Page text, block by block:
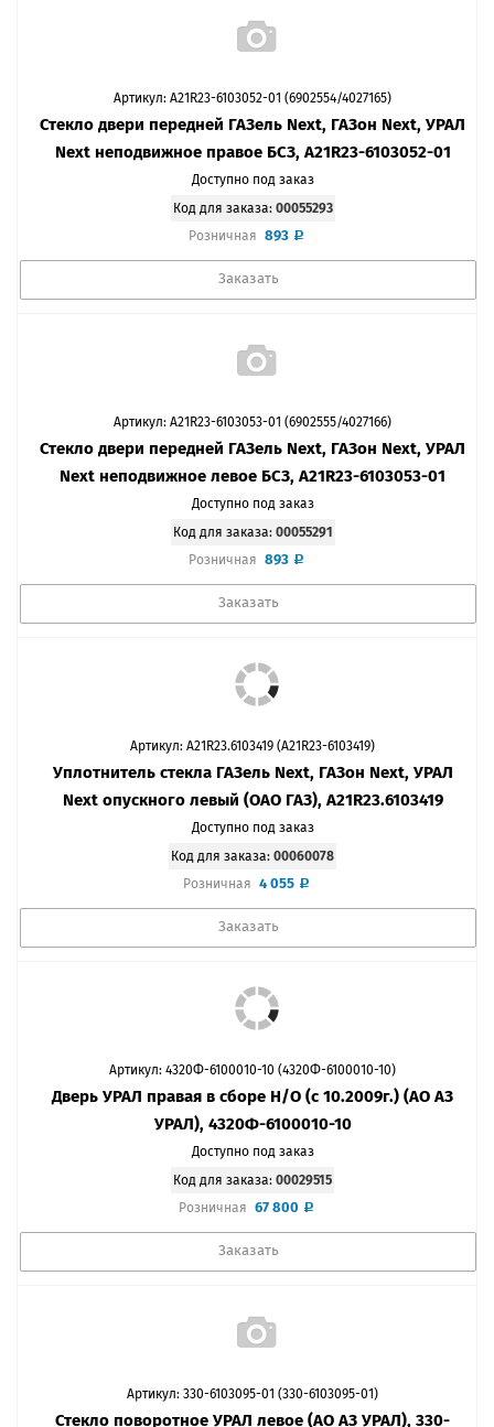
Артикул: A21R23-6103052-01 (6902554/4027165)
Стекло двери передней ГАЗель Next, ГАЗон Next, УРАЛ
Next неподвижное правое БСЗ, A21R23-6103052-01
Доступно под заказ
Код для заказа: 00055293
Розничная 893
Заказать
Артикул: A21R23-6103053-01 (6902555/4027166)
Стекло двери передней ГАЗель Next, ГАЗон Next, УРАЛ
Next неподвижное левое БСЗ, A21R23-6103053-01
Доступно под заказ
Код для заказа: 00055291
Розничная 893
Заказать
Артикул: A21R23.6103419 (А21R23-6103419)
Уплотнитель стекла ГАЗель Next, ГАЗон Next, УРАЛ
Next опускного левый (ОАО ГАЗ), A21R23.6103419
Доступно под заказ
Код для заказа: 00060078
Розничная 4 055
Заказать
Артикул: 4320Ф-6100010-10 (4320Ф-6100010-10)
Дверь УРАЛ правая в сборе Н/О (с 10.2009г.) (АО АЗ
УРАЛ), 4320Ф-6100010-10
Доступно под заказ
Код для заказа: 00029515
Розничная 67 800
Заказать
Артикул: 330-6103095-01 (330-6103095-01)
Стекло поворотное УРАЛ левое (АО АЗ УРАЛ), 330-